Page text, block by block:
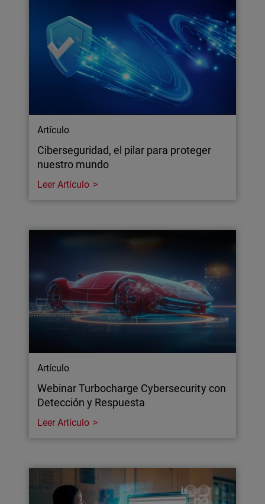
Artículo
Ciberseguridad, el pilar para proteger
nuestro mundo
Leer Artículo
Artículo
Webinar Turbocharge Cybersecurity con
Detección y Respuesta
Leer Artículo